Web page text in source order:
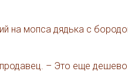
на мопса дядька с
– Это еще